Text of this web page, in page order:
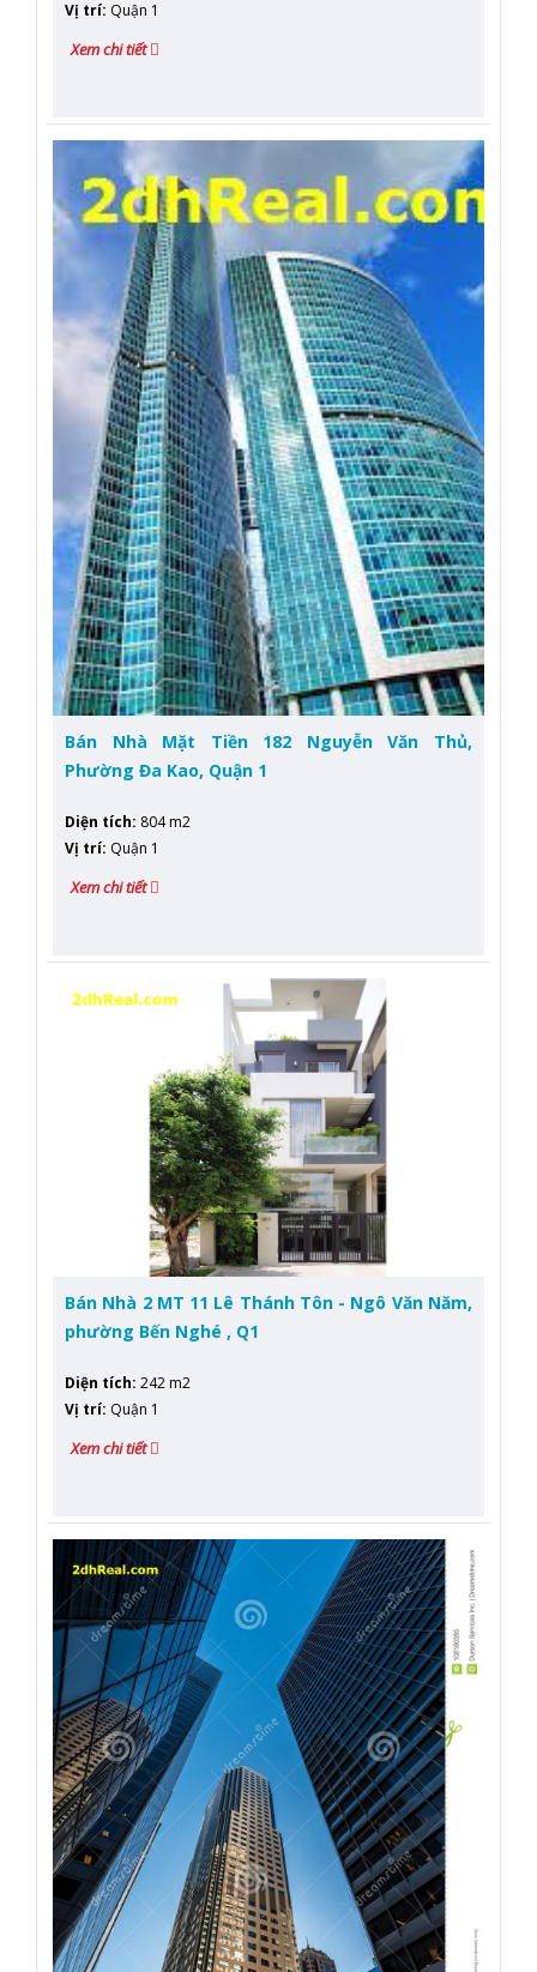
Vị trí: Quận 1
Xem chi tiết
Bán Nhà Mặt Tiền 182 Nguyễn Văn Thủ,
Phường Đa Kao, Quận 1
Diện tích: 804 m2
Vị trí: Quận 1
Xem chi tiết
Bán Nhà 2 MT 11 Lê Thánh Tôn - Ngô Văn Năm,
phường Bến Nghé , Q1
Diện tích: 242 m2
Vị trí: Quận 1
Xem chi tiết